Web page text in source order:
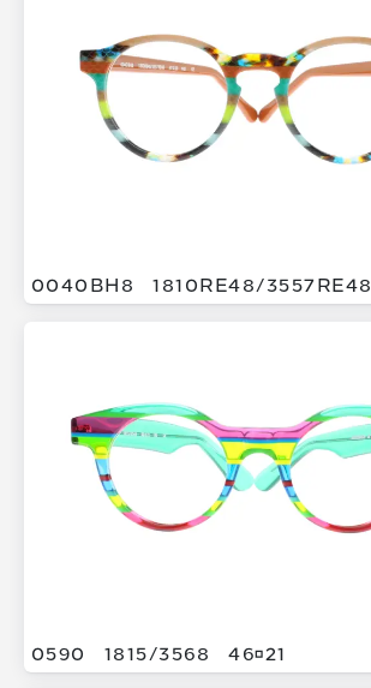
0040BH8 1810RE48/3557RE48
0590 1815/3568 4621